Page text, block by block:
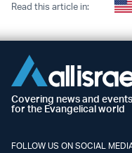
Read this article in:
Covering news and
for the Evangelical world
FOLLOW US ON SOCIAL